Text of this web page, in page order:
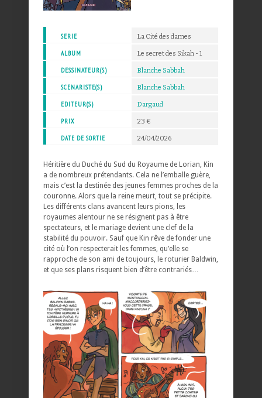
SERIE La Cité des dames
ALBUM Le secret des Sikah - 1
DESSINATEUR(S) Blanche Sabbah
SCENARISTE(S) Blanche Sabbah
EDITEUR(S) Dargaud
PRIX 23 €
DATE DE SORTIE 24/04/2026
Héritière du Duché du Sud du Royaume de Lorian, Kin
a de nombreux prétendants. Cela ne l’emballe guère,
mais c’est la destinée des jeunes femmes proches de la
couronne. Alors que la reine meurt, tout se précipite.
Les différents clans avancent leurs pions, les
royaumes alentour ne se résignent pas à être
spectateurs, et le mariage devient une clef de la
stabilité du pouvoir. Sauf que Kin rêve de fonder une
cité où l’on respecterait les femmes, qu’elle se
rapproche de son ami de toujours, le roturier Baldwin,
et que ses plans risquent bien d’être contrariés…